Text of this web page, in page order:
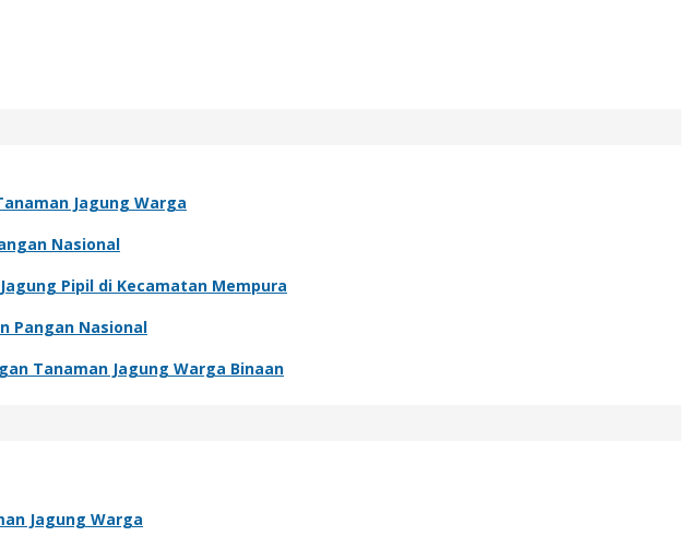
Jagung Warga
Nasional
Pipil di Kecamatan Mempura
Pangan Nasional
Tanaman Jagung Warga Binaan
Jagung Warga